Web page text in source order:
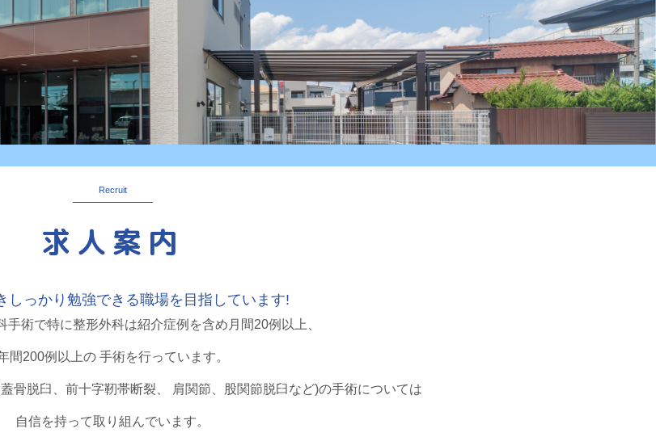
Recruit
求人案内
しっかり勉強できる職場を目指しています!
手術で特に整形外科は紹介症例を含め月間20例以上、
間200例以上の 手術を行っています。
骨脱臼、前十字靭帯断裂、 肩関節、股関節脱臼など)の手術については
自信を持って取り組んでいます。